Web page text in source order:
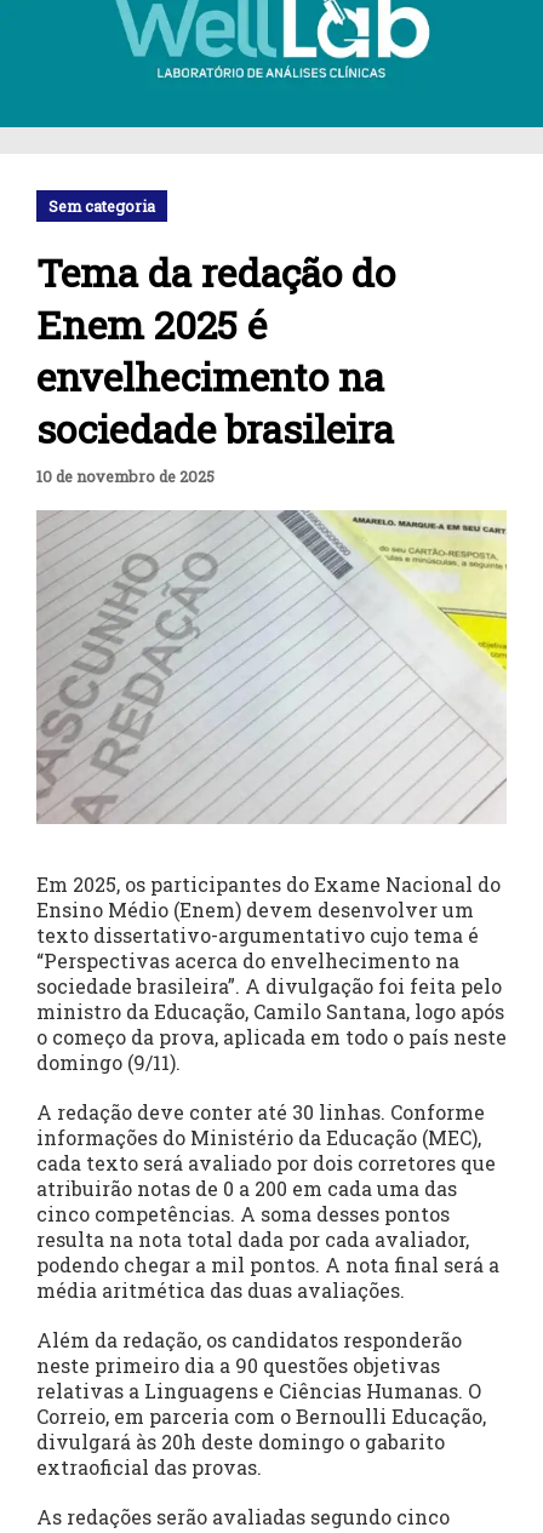
Sem categoria
Tema da redação do
Enem 2025 é
envelhecimento na
sociedade brasileira
10 de novembro de 2025
Em 2025, os participantes do Exame Nacional do
Ensino Médio (Enem) devem desenvolver um
texto dissertativo-argumentativo cujo tema é
“Perspectivas acerca do envelhecimento na
sociedade brasileira”. A divulgação foi feita pelo
ministro da Educação, Camilo Santana, logo após
o começo da prova, aplicada em todo o país neste
domingo (9/11).
A redação deve conter até 30 linhas. Conforme
informações do Ministério da Educação (MEC),
cada texto será avaliado por dois corretores que
atribuirão notas de 0 a 200 em cada uma das
cinco competências. A soma desses pontos
resulta na nota total dada por cada avaliador,
podendo chegar a mil pontos. A nota final será a
média aritmética das duas avaliações.
Além da redação, os candidatos responderão
neste primeiro dia a 90 questões objetivas
relativas a Linguagens e Ciências Humanas. O
Correio, em parceria com o Bernoulli Educação,
divulgará às 20h deste domingo o gabarito
extraoficial das provas.
As redações serão avaliadas segundo cinco